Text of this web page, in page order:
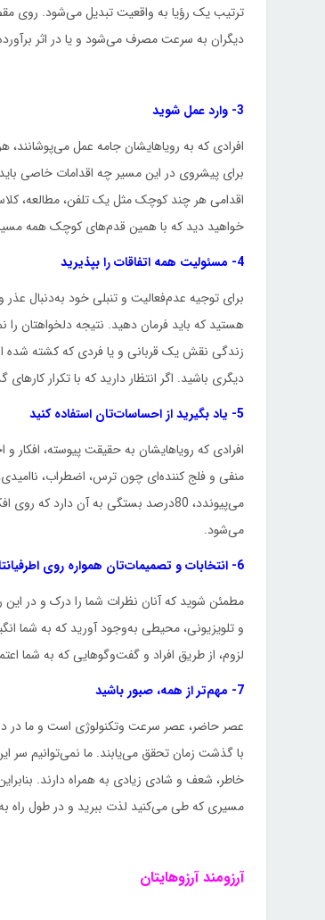
ترتیب یک ‌رؤیا به واقعیت تبدیل می‌شود. روی
دیگران به سرعت مصرف می‌شود و یا در اثر
3- وارد عمل شوید
افرادی که به رویاهایشان جامه عمل
برای پیشروی در این مسیر چه اقدامات خاصی
اقدامی هر چند کوچک مثل یک تلفن، مطالعه،
خواهید دید که با همین قدم‌های کوچک همه
4- مسئولیت همه اتفاقات را بپذیرید
برای توجیه عدم‌فعالیت و تنبلی خود به‌دنبال
هستید که باید فرمان دهید. نتیجه دلخواهتان را
زندگی نقش یک قربانی و یا فردی که کشته شده
دیگری باشید. اگر انتظار دارید که با تکرار
5- یاد بگیرید از احساسات‌تان استفاده کنید
افرادی که رویاهایشان به حقیقت پیوسته،
منفی و فلج کننده‌ای چون ترس، اضطراب،
می‌شود.
6- ‌انتخابات و تصمیمات‌تان همواره روی اطرفیانتان تاثیر می‌گذارد
مطمئن شوید که آنان نظرات شما را درک و در این
و تلویزیونی، محیطی به‌وجود آورید که به شما
لزوم، از طریق افراد و گفت‌وگوهایی که به
7- ‌مهم‌تر از همه، صبور باشید
عصر حاضر، عصر سرعت وتکنولوژی است و ما در
با گذشت زمان تحقق می‌یابند. ما نمی‌توانیم سر
خاطر، شعف و شادی زیادی به همراه دارند.
مسیری که طی می‌کنید لذت ببرید و در طول راه
آرزومند آرزوهایتان